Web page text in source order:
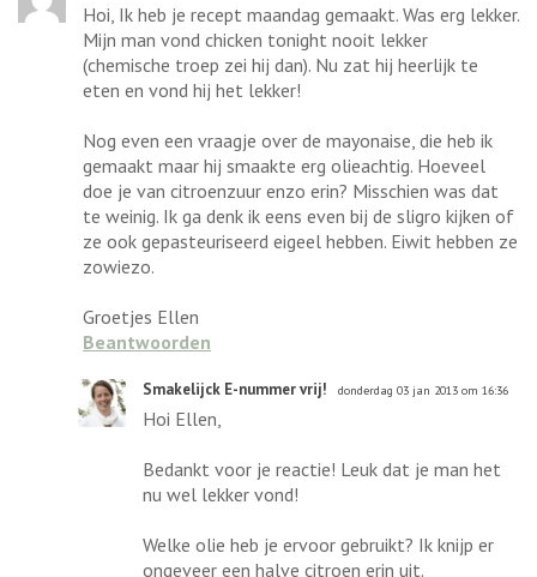
Hoi, Ik heb je recept maandag gemaakt. Was erg lekker.
Mijn man vond chicken tonight nooit lekker
(chemische troep zei hij dan). Nu zat hij heerlijk te
eten en vond hij het lekker!
Nog even een vraagje over de mayonaise, die heb ik
gemaakt maar hij smaakte erg olieachtig. Hoeveel
doe je van citroenzuur enzo erin? Misschien was dat
te weinig. Ik ga denk ik eens even bij de sligro kijken of
ze ook gepasteuriseerd eigeel hebben. Eiwit hebben ze
zowiezo.
Groetjes Ellen
Beantwoorden
Smakelijck E-nummer vrij! donderdag 03 jan 2013 om 16:36
Hoi Ellen,
Bedankt voor je reactie! Leuk dat je man het
nu wel lekker vond!
Welke olie heb je ervoor gebruikt? Ik knijp er
ongeveer een halve citroen erin uit.